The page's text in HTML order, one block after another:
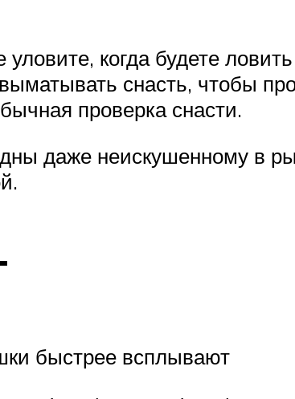
уловите, когда будете
снасть, чтобы
проверка снасти.
даже неискушенному в
быстрее всплывают